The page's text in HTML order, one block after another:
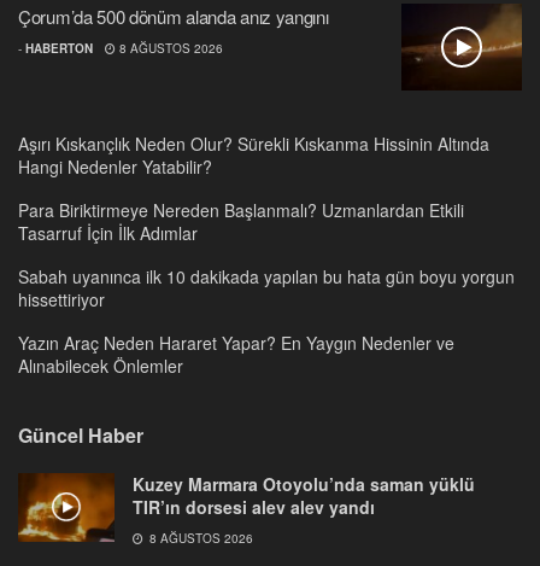
Çorum’da 500 dönüm alanda anız yangını
- HABERTON 8 AĞUSTOS 2026
Aşırı Kıskançlık Neden Olur? Sürekli Kıskanma Hissinin Altında
Hangi Nedenler Yatabilir?
Para Biriktirmeye Nereden Başlanmalı? Uzmanlardan Etkili
Tasarruf İçin İlk Adımlar
Sabah uyanınca ilk 10 dakikada yapılan bu hata gün boyu yorgun
hissettiriyor
Yazın Araç Neden Hararet Yapar? En Yaygın Nedenler ve
Alınabilecek Önlemler
Güncel Haber
Kuzey Marmara Otoyolu’nda saman yüklü
TIR’ın dorsesi alev alev yandı
8 AĞUSTOS 2026